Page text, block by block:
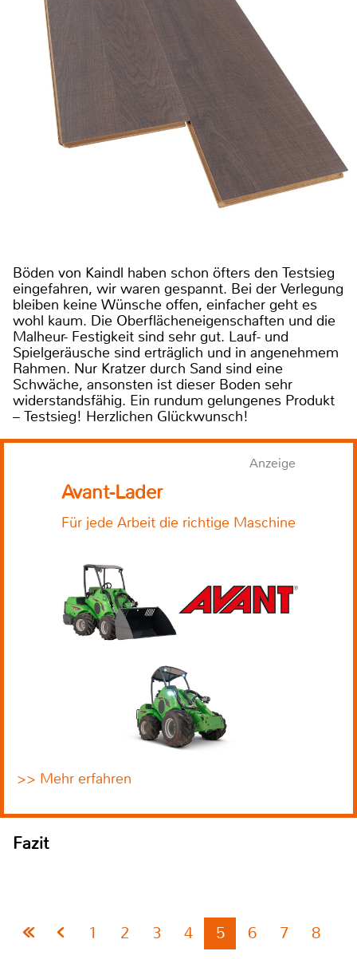
Böden von Kaindl haben schon öfters den Testsieg
eingefahren, wir waren gespannt. Bei der Verlegung
bleiben keine Wünsche offen, einfacher geht es
wohl kaum. Die Oberflächeneigenschaften und die
Malheur- Festigkeit sind sehr gut. Lauf- und
Spielgeräusche sind erträglich und in angenehmem
Rahmen. Nur Kratzer durch Sand sind eine
Schwäche, ansonsten ist dieser Boden sehr
widerstandsfähig. Ein rundum gelungenes Produkt
– Testsieg! Herzlichen Glückwunsch!
Anzeige
Avant-Lader
Für jede Arbeit die richtige Maschine
>> Mehr erfahren
Fazit
1 2 3 4 5 6 7 8